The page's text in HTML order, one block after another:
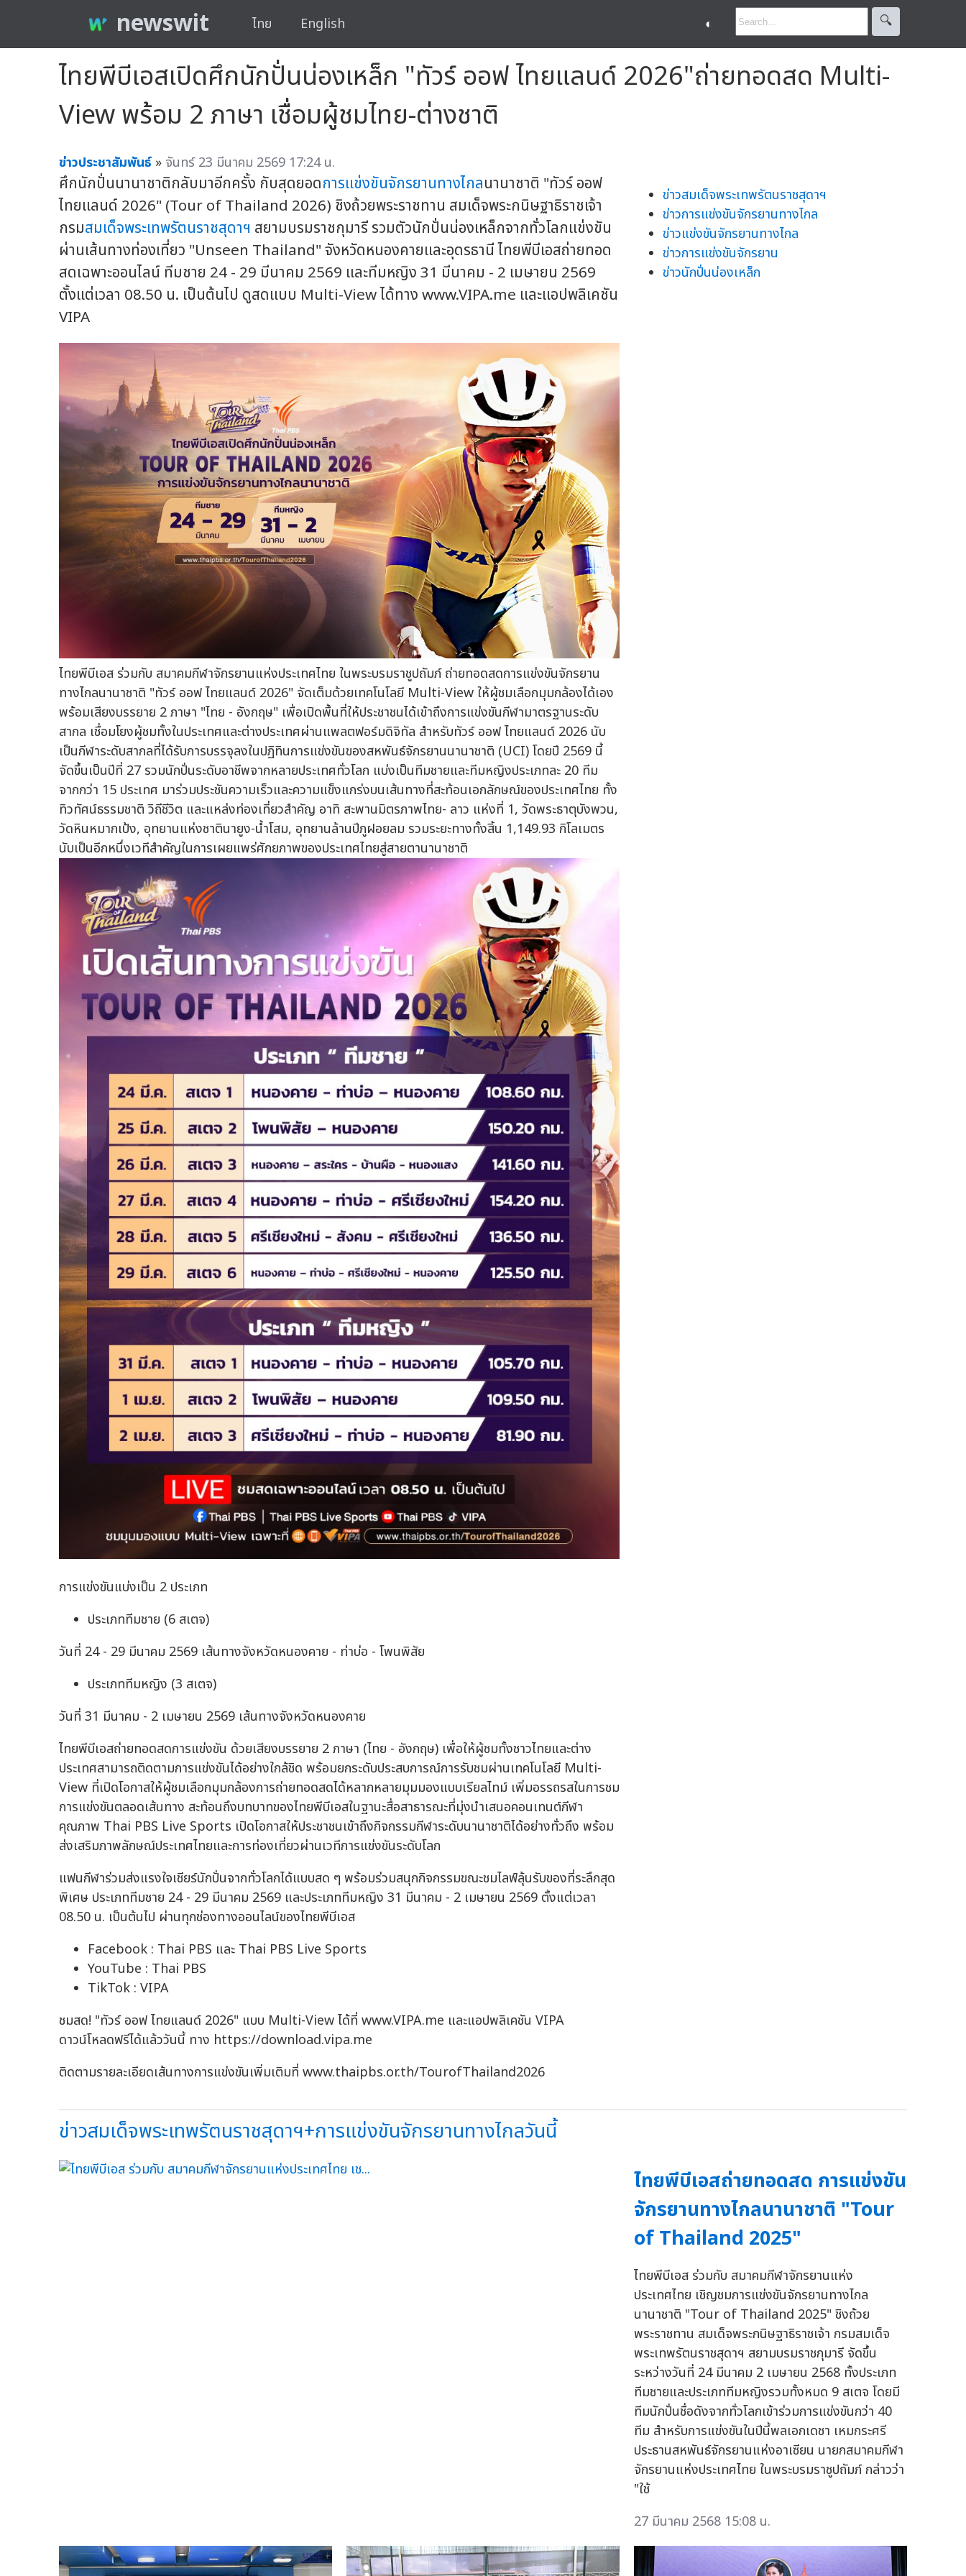
newswit ไทย English ◐ 🔍︎
ไทยพีบีเอสเปิดศึกนักปั่นน่องเหล็ก "ทัวร์ ออฟ ไทยแลนด์ 2026"ถ่ายทอดสด Multi-
View พร้อม 2 ภาษา เชื่อมผู้ชมไทย-ต่างชาติ
ข่าวประชาสัมพันธ์ » จันทร์ 23 มีนาคม 2569 17:24 น.
ศึกนักปั่นนานาชาติกลับมาอีกครั้ง กับสุดยอดการแข่งขันจักรยานทางไกลนานาชาติ "ทัวร์ ออฟ
ไทยแลนด์ 2026" (Tour of Thailand 2026) ชิงถ้วยพระราชทาน สมเด็จพระกนิษฐาธิราชเจ้า
กรมสมเด็จพระเทพรัตนราชสุดาฯ สยามบรมราชกุมารี รวมตัวนักปั่นน่องเหล็กจากทั่วโลกแข่งขัน
ผ่านเส้นทางท่องเที่ยว "Unseen Thailand" จังหวัดหนองคายและอุดรธานี ไทยพีบีเอสถ่ายทอด
สดเฉพาะออนไลน์ ทีมชาย 24 - 29 มีนาคม 2569 และทีมหญิง 31 มีนาคม - 2 เมษายน 2569
ตั้งแต่เวลา 08.50 น. เป็นต้นไป ดูสดแบบ Multi-View ได้ทาง www.VIPA.me และแอปพลิเคชัน
VIPA
ไทยพีบีเอส ร่วมกับ สมาคมกีฬาจักรยานแห่งประเทศไทย ในพระบรมราชูปถัมภ์ ถ่ายทอดสดการแข่งขันจักรยาน
ทางไกลนานาชาติ "ทัวร์ ออฟ ไทยแลนด์ 2026" จัดเต็มด้วยเทคโนโลยี Multi-View ให้ผู้ชมเลือกมุมกล้องได้เอง
พร้อมเสียงบรรยาย 2 ภาษา "ไทย - อังกฤษ" เพื่อเปิดพื้นที่ให้ประชาชนได้เข้าถึงการแข่งขันกีฬามาตรฐานระดับ
สากล เชื่อมโยงผู้ชมทั้งในประเทศและต่างประเทศผ่านแพลตฟอร์มดิจิทัล สำหรับทัวร์ ออฟ ไทยแลนด์ 2026 นับ
เป็นกีฬาระดับสากลที่ได้รับการบรรจุลงในปฏิทินการแข่งขันของสหพันธ์จักรยานนานาชาติ (UCI) โดยปี 2569 นี้
จัดขึ้นเป็นปีที่ 27 รวมนักปั่นระดับอาชีพจากหลายประเทศทั่วโลก แบ่งเป็นทีมชายและทีมหญิงประเภทละ 20 ทีม
จากกว่า 15 ประเทศ มาร่วมประชันความเร็วและความแข็งแกร่งบนเส้นทางที่สะท้อนเอกลักษณ์ของประเทศไทย ทั้ง
ทิวทัศน์ธรรมชาติ วิถีชีวิต และแหล่งท่องเที่ยวสำคัญ อาทิ สะพานมิตรภาพไทย- ลาว แห่งที่ 1, วัดพระธาตุบังพวน,
วัดหินหมากเป้ง, อุทยานแห่งชาตินายูง-น้ำโสม, อุทยานล้านปีภูฝอยลม รวมระยะทางทั้งสิ้น 1,149.93 กิโลเมตร
นับเป็นอีกหนึ่งเวทีสำคัญในการเผยแพร่ศักยภาพของประเทศไทยสู่สายตานานาชาติ
การแข่งขันแบ่งเป็น 2 ประเภท
ประเภททีมชาย (6 สเตจ)
วันที่ 24 - 29 มีนาคม 2569 เส้นทางจังหวัดหนองคาย - ท่าบ่อ - โพนพิสัย
ประเภททีมหญิง (3 สเตจ)
วันที่ 31 มีนาคม - 2 เมษายน 2569 เส้นทางจังหวัดหนองคาย
ไทยพีบีเอสถ่ายทอดสดการแข่งขัน ด้วยเสียงบรรยาย 2 ภาษา (ไทย - อังกฤษ) เพื่อให้ผู้ชมทั้งชาวไทยและต่าง
ประเทศสามารถติดตามการแข่งขันได้อย่างใกล้ชิด พร้อมยกระดับประสบการณ์การรับชมผ่านเทคโนโลยี Multi-
View ที่เปิดโอกาสให้ผู้ชมเลือกมุมกล้องการถ่ายทอดสดได้หลากหลายมุมมองแบบเรียลไทม์ เพิ่มอรรถรสในการชม
การแข่งขันตลอดเส้นทาง สะท้อนถึงบทบาทของไทยพีบีเอสในฐานะสื่อสาธารณะที่มุ่งนำเสนอคอนเทนต์กีฬา
คุณภาพ Thai PBS Live Sports เปิดโอกาสให้ประชาชนเข้าถึงกิจกรรมกีฬาระดับนานาชาติได้อย่างทั่วถึง พร้อม
ส่งเสริมภาพลักษณ์ประเทศไทยและการท่องเที่ยวผ่านเวทีการแข่งขันระดับโลก
แฟนกีฬาร่วมส่งแรงใจเชียร์นักปั่นจากทั่วโลกได้แบบสด ๆ พร้อมร่วมสนุกกิจกรรมขณะชมไลฟ์ลุ้นรับของที่ระลึกสุด
พิเศษ ประเภททีมชาย 24 - 29 มีนาคม 2569 และประเภททีมหญิง 31 มีนาคม - 2 เมษายน 2569 ตั้งแต่เวลา
08.50 น. เป็นต้นไป ผ่านทุกช่องทางออนไลน์ของไทยพีบีเอส
Facebook : Thai PBS และ Thai PBS Live Sports
YouTube : Thai PBS
TikTok : VIPA
ชมสด! "ทัวร์ ออฟ ไทยแลนด์ 2026" แบบ Multi-View ได้ที่ www.VIPA.me และแอปพลิเคชัน VIPA
ดาวน์โหลดฟรีได้แล้ววันนี้ ทาง https://download.vipa.me
ติดตามรายละเอียดเส้นทางการแข่งขันเพิ่มเติมที่ www.thaipbs.or.th/TourofThailand2026
ข่าวสมเด็จพระเทพรัตนราชสุดาฯ
ข่าวการแข่งขันจักรยานทางไกล
ข่าวแข่งขันจักรยานทางไกล
ข่าวการแข่งขันจักรยาน
ข่าวนักปั่นน่องเหล็ก
ข่าวสมเด็จพระเทพรัตนราชสุดาฯ+การแข่งขันจักรยานทางไกลวันนี้
ไทยพีบีเอสถ่ายทอดสด การแข่งขัน
จักรยานทางไกลนานาชาติ "Tour
of Thailand 2025"
ไทยพีบีเอส ร่วมกับ สมาคมกีฬาจักรยานแห่ง
ประเทศไทย เชิญชมการแข่งขันจักรยานทางไกล
นานาชาติ "Tour of Thailand 2025" ชิงถ้วย
พระราชทาน สมเด็จพระกนิษฐาธิราชเจ้า กรมสมเด็จ
พระเทพรัตนราชสุดาฯ สยามบรมราชกุมารี จัดขึ้น
ระหว่างวันที่ 24 มีนาคม 2 เมษายน 2568 ทั้งประเภท
ทีมชายและประเภททีมหญิงรวมทั้งหมด 9 สเตจ โดยมี
ทีมนักปั่นชื่อดังจากทั่วโลกเข้าร่วมการแข่งขันกว่า 40
ทีม สำหรับการแข่งขันในปีนี้พลเอกเดชา เหมกระศรี
ประธานสหพันธ์จักรยานแห่งอาเซียน นายกสมาคมกีฬา
จักรยานแห่งประเทศไทย ในพระบรมราชูปถัมภ์ กล่าวว่า
"ใช้
27 มีนาคม 2568 15:08 น.